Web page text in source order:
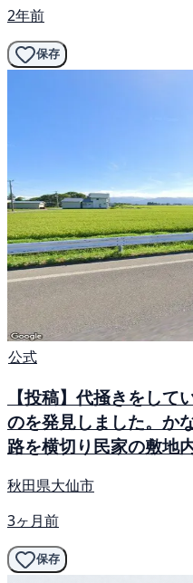
2年前
保存
公式
【投稿】代掻きをして
のを発見しました。か
路を横切り民家の敷地
秋田県大仙市
3ヶ月前
保存